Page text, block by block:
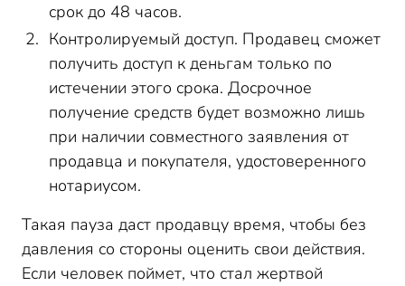
срок до 48 часов.
Контролируемый доступ. Продавец сможет
получить доступ к деньгам только по
истечении этого срока. Досрочное
получение средств будет возможно лишь
при наличии совместного заявления от
продавца и покупателя, удостоверенного
нотариусом.
Такая пауза даст продавцу время, чтобы без
давления со стороны оценить свои действия.
Если человек поймет, что стал жертвой